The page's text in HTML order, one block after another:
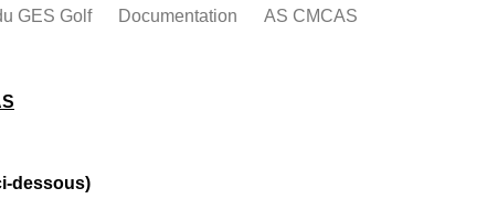
GES Golf Documentation AS CMCAS
dessous)